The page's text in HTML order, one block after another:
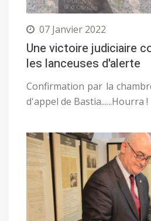
07 Janvier 2022
Une victoire judiciaire
les lanceuses d'alerte
Confirmation par la
d'appel de Bastia......Hourra !